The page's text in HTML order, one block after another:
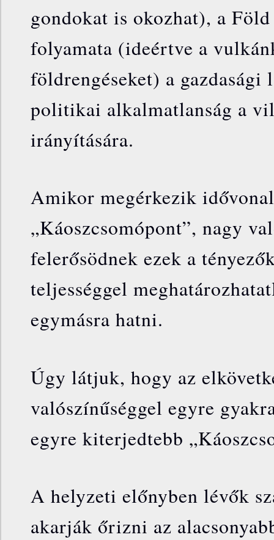
gondokat is okozhat), a
folyamata (ideértve a
földrengéseket) a gazdasági
politikai alkalmatlanság a
irányítására.
Amikor megérkezik
„Káoszcsomópont”, nagy
felerősödnek ezek a
teljességgel
egymásra hatni.
Úgy látjuk, hogy az
valószínűséggel egyre
egyre kiterjedtebb
A helyzeti előnyben lévők
akarják őrizni az